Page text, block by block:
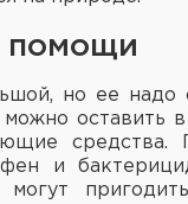
помощи
но ее надо
можно оставить
и